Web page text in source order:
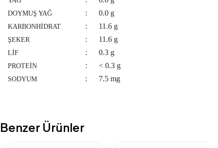
DOYMUŞ YAĞ : 0.0 g
KARBONHİDRAT : 11.6 g
ŞEKER : 11.6 g
LİF : 0.3 g
PROTEİN : < 0.3 g
SODYUM : 7.5 mg
Benzer Ürünler